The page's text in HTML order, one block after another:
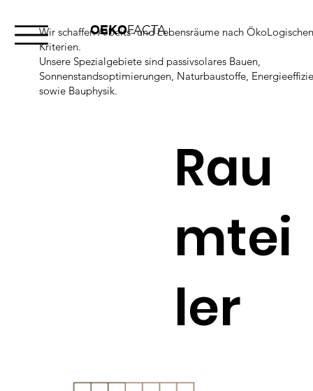
OEKOFACTA
Wir schaffen Arbeits- und Lebensräume nach
Kriterien.
Unsere Spezialgebiete sind passivsolares Bauen,
Sonnenstandsoptimierungen, Naturbaustoffe,
sowie Bauphysik.
Rau
mtei
ler